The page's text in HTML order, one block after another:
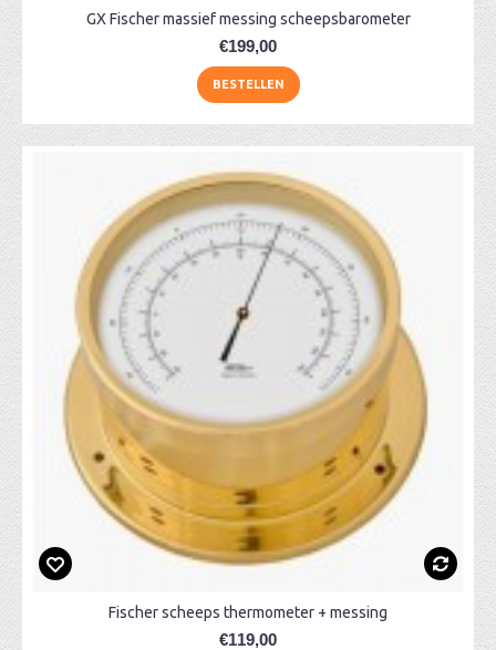
GX Fischer massief messing scheepsbarometer
€199,00
BESTELLEN
Fischer scheeps thermometer + messing
€119,00